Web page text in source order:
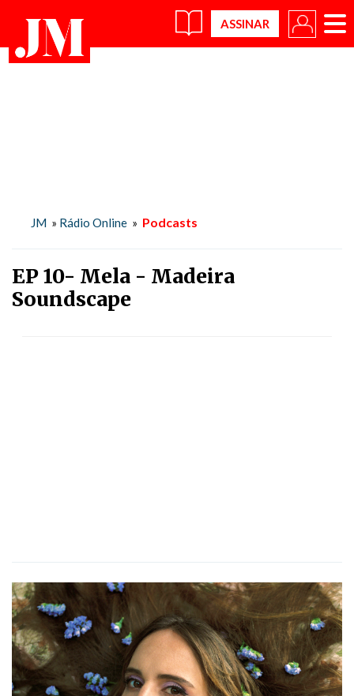
×
JM » Rádio Online » Podcasts
EP 10- Mela - Madeira
Soundscape